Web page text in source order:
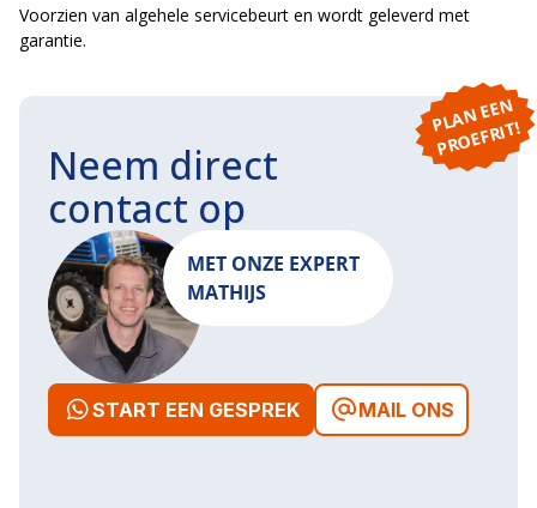
Voorzien van algehele servicebeurt en wordt geleverd met
garantie.
P
L
A
N
E
E
N
P
R
O
E
F
RI
T!
Neem direct
contact op
MET ONZE EXPERT
MATHIJS
START EEN GESPREK MAIL ONS